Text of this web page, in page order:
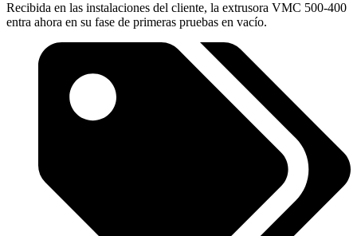
Recibida en las instalaciones del cliente, la extrusora VMC 500-400
entra ahora en su fase de primeras pruebas en vacío.